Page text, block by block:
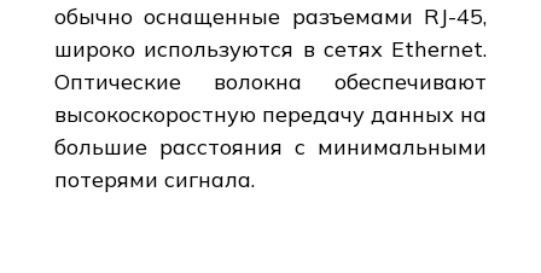
обычно оснащенные разъемами RJ-45,
широко используются в сетях Ethernet.
Оптические волокна обеспечивают
высокоскоростную передачу данных на
большие расстояния с минимальными
потерями сигнала.